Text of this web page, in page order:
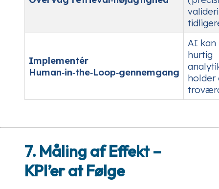
Implementér
Human‑in‑the‑Loop‑gennemgang
AI kan
hurtig
holder
7. Måling af Effekt –
KPI’er at Følge